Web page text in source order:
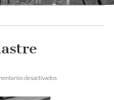
desactivadosen